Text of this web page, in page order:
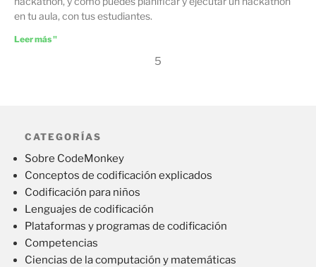
en tu aula, con tus estudiantes.
Leer más "
5
CATEGORÍAS
Sobre CodeMonkey
Conceptos de codificación explicados
Codificación para niños
Lenguajes de codificación
Plataformas y programas de codificación
Competencias
Ciencias de la computación y matemáticas